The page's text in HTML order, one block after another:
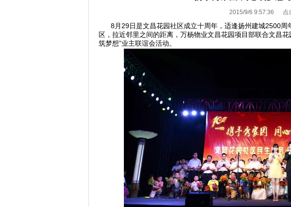
2015/9/6 9:57:36 点
8月29日是文昌花园社区成立十周年，适逢扬州建城2500周
区，拉近邻里之间的距离，万杨物业文昌花园项目部联合文昌
筑梦想”业主联谊会活动。